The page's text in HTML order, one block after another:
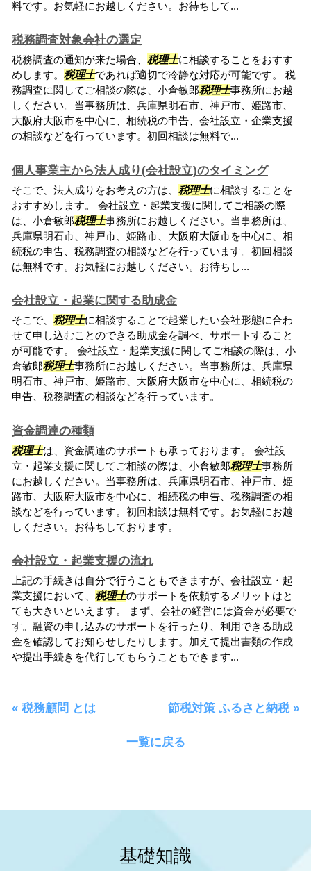
料です。お気軽にお越しください。お待ちして...
税務調査対象会社の選定
税務調査の通知が来た場合、 税理士に相談することをおすす
めします。 税理士であれば適切で冷静な対応が可能です。 税
務調査に関してご相談の際は、小倉敏郎税理士事務所にお越
しください。当事務所は、兵庫県明石市、神戸市、姫路市、
大阪府大阪市を中心に、相続税の申告、会社設立・企業支援
の相談などを行っています。初回相談は無料で...
個人事業主から法人成り(会社設立)のタイミング
そこで、法人成りをお考えの方は、 税理士に相談することを
おすすめします。 会社設立・起業支援に関してご相談の際
は、小倉敏郎税理士事務所にお越しください。当事務所は、
兵庫県明石市、神戸市、姫路市、大阪府大阪市を中心に、相
続税の申告、税務調査の相談などを行っています。初回相談
は無料です。お気軽にお越しください。お待ちし...
会社設立・起業に関する助成金
そこで、 税理士に相談することで起業したい会社形態に合わ
せて申し込むことのできる助成金を調べ、サポートすること
が可能です。 会社設立・起業支援に関してご相談の際は、小
倉敏郎税理士事務所にお越しください。当事務所は、兵庫県
明石市、神戸市、姫路市、大阪府大阪市を中心に、相続税の
申告、税務調査の相談などを行っています。
資金調達の種類
税理士は、資金調達のサポートも承っております。 会社設
立・起業支援に関してご相談の際は、小倉敏郎税理士事務所
にお越しください。当事務所は、兵庫県明石市、神戸市、姫
路市、大阪府大阪市を中心に、相続税の申告、税務調査の相
談などを行っています。初回相談は無料です。お気軽にお越
しください。お待ちしております。
会社設立・起業支援の流れ
上記の手続きは自分で行うこともできますが、会社設立・起
業支援において、 税理士のサポートを依頼するメリットはと
ても大きいといえます。 まず、会社の経営には資金が必要で
す。融資の申し込みのサポートを行ったり、利用できる助成
金を確認してお知らせしたりします。加えて提出書類の作成
や提出手続きを代行してもらうこともできます...
« 税務顧問 とは 節税対策 ふるさと納税 »
一覧に戻る
基礎知識